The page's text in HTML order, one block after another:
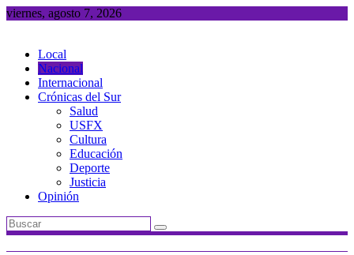
Saltar
viernes, agosto 7, 2026
Local
Nacional
Internacional
Crónicas del Sur
Salud
USFX
Cultura
Educación
Deporte
Justicia
Opinión